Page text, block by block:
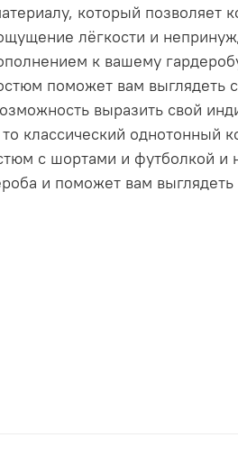
который
лёгкости и
к вашему
поможет вам
выразить свой
классический
с шортами и футболкой
и поможет вам